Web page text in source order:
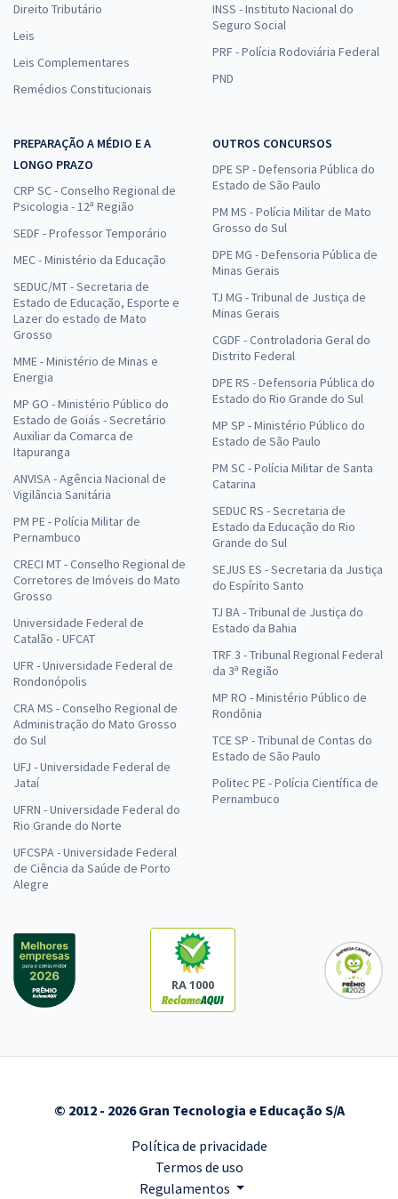
Direito Tributário
Leis
Leis Complementares
Remédios Constitucionais
INSS - Instituto Nacional do
Seguro Social
PRF - Polícia Rodoviária Federal
PND
PREPARAÇÃO A MÉDIO E A
LONGO PRAZO
CRP SC - Conselho Regional de
Psicologia - 12ª Região
SEDF - Professor Temporário
MEC - Ministério da Educação
SEDUC/MT - Secretaria de
Estado de Educação, Esporte e
Lazer do estado de Mato
Grosso
MME - Ministério de Minas e
Energia
MP GO - Ministério Público do
Estado de Goiás - Secretário
Auxiliar da Comarca de
Itapuranga
ANVISA - Agência Nacional de
Vigilância Sanitária
PM PE - Polícia Militar de
Pernambuco
CRECI MT - Conselho Regional de
Corretores de Imóveis do Mato
Grosso
Universidade Federal de
Catalão - UFCAT
UFR - Universidade Federal de
Rondonópolis
CRA MS - Conselho Regional de
Administração do Mato Grosso
do Sul
UFJ - Universidade Federal de
Jataí
UFRN - Universidade Federal do
Rio Grande do Norte
UFCSPA - Universidade Federal
de Ciência da Saúde de Porto
Alegre
OUTROS CONCURSOS
DPE SP - Defensoria Pública do
Estado de São Paulo
PM MS - Polícia Militar de Mato
Grosso do Sul
DPE MG - Defensoria Pública de
Minas Gerais
TJ MG - Tribunal de Justiça de
Minas Gerais
CGDF - Controladoria Geral do
Distrito Federal
DPE RS - Defensoria Pública do
Estado do Rio Grande do Sul
MP SP - Ministério Público do
Estado de São Paulo
PM SC - Polícia Militar de Santa
Catarina
SEDUC RS - Secretaria de
Estado da Educação do Rio
Grande do Sul
SEJUS ES - Secretaria da Justiça
do Espírito Santo
TJ BA - Tribunal de Justiça do
Estado da Bahia
TRF 3 - Tribunal Regional Federal
da 3ª Região
MP RO - Ministério Público de
Rondônia
TCE SP - Tribunal de Contas do
Estado de São Paulo
Politec PE - Polícia Científica de
Pernambuco
RA 1000
© 2012 - 2026 Gran Tecnologia e Educação S/A
Política de privacidade
Termos de uso
Regulamentos